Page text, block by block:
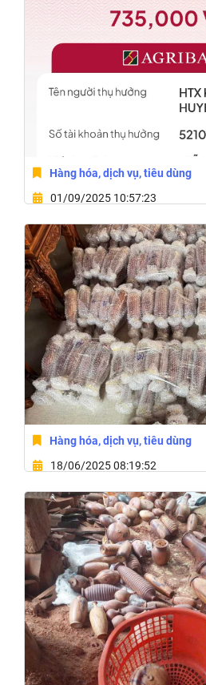
Hàng hóa, dịch vụ, tiêu dùng
01/09/2025 10:57:23
1 Bùi Thị Xuân,Xã M'Drắk,Tỉnh
Hàng hóa, dịch vụ, tiêu dùng
18/06/2025 08:19:52
333 Y Linh Niê Kdăm,Phường
Ma Thuột,Tỉnh Đắk Lắk